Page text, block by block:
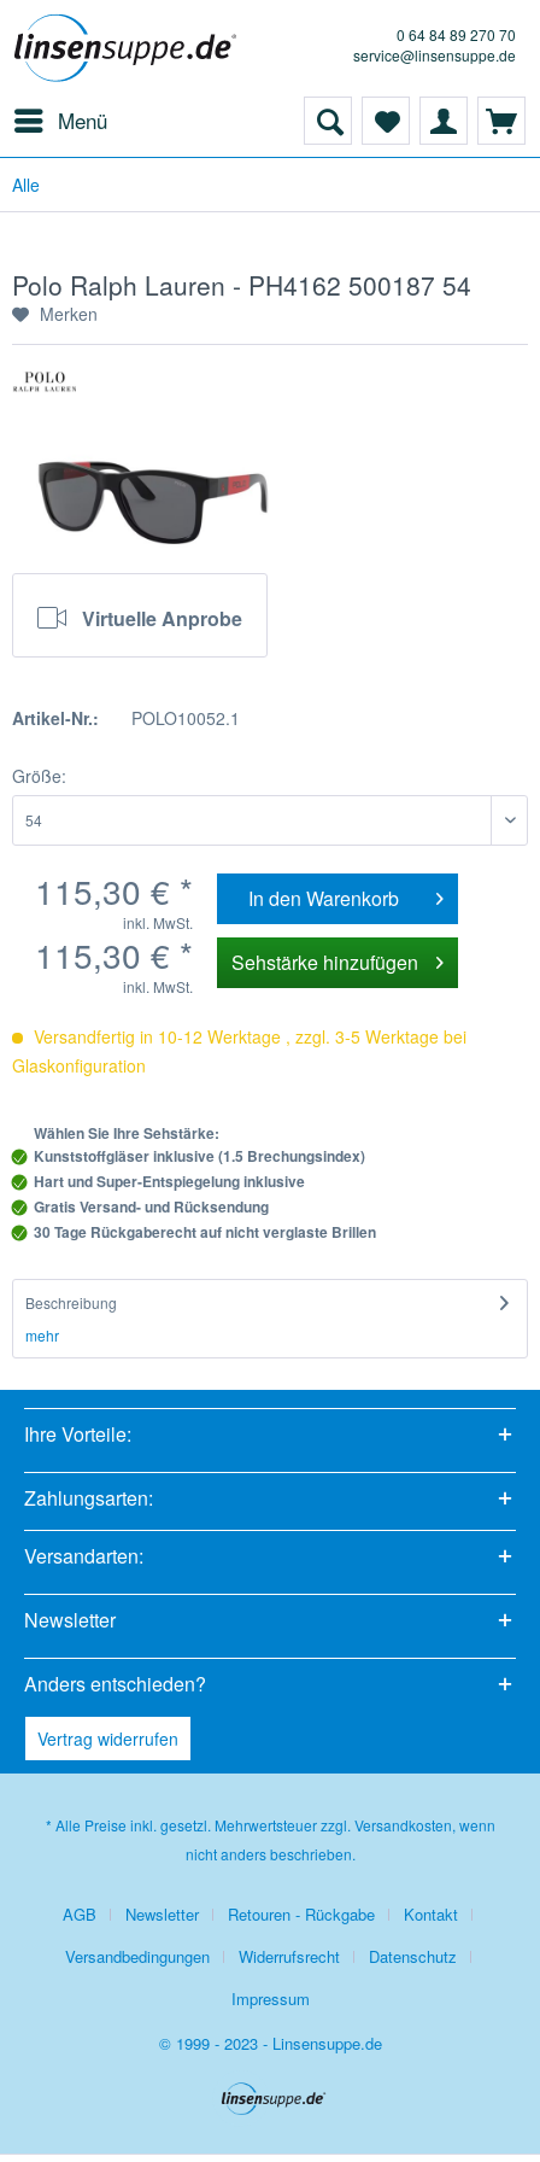
0 64 84 89 270 70
service@linsensuppe.de
Menü
Alle
Polo Ralph Lauren - PH4162 500187 54
Merken
Virtuelle Anprobe
Artikel-Nr.: POLO10052.1
Größe:
115,30 € *
inkl. MwSt.
In den Warenkorb
115,30 € *
inkl. MwSt.
Sehstärke hinzufügen
Versandfertig in 10-12 Werktage , zzgl. 3-5 Werktage bei
Glaskonfiguration
Wählen Sie Ihre Sehstärke:
Kunststoffgläser inklusive (1.5 Brechungsindex)
Hart und Super-Entspiegelung inklusive
Gratis Versand- und Rücksendung
30 Tage Rückgaberecht auf nicht verglaste Brillen
Beschreibung
mehr
Ihre Vorteile:
Zahlungsarten:
Versandarten:
Newsletter
Anders entschieden?
Vertrag widerrufen
* Alle Preise inkl. gesetzl. Mehrwertsteuer zzgl. Versandkosten, wenn
nicht anders beschrieben.
AGB Newsletter Retouren - Rückgabe
Kontakt
Versandbedingungen
Widerrufsrecht
Datenschutz
Impressum
© 1999 - 2023 - Linsensuppe.de